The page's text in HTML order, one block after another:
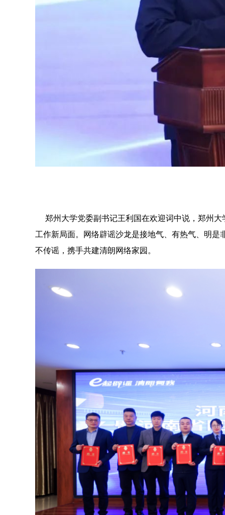
郑州大学党委副书记王利国在欢迎词中说，郑州大
工作新局面。网络辟谣沙龙是接地气、有热气、明
不传谣，携手共建清朗网络家园。